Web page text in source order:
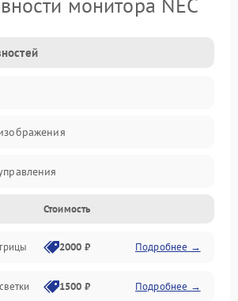
Стоимость
2000 ₽ Подробнее →
1500 ₽ Подробнее →